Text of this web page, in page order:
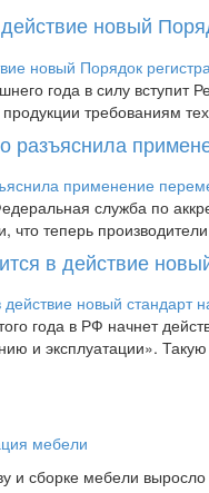
новый
года в силу вступит
требованиям
разъяснила
служба по
что теперь
в действие
года в РФ начнет
и эксплуатации».
и сборке мебели